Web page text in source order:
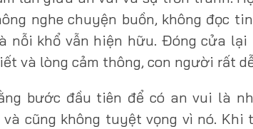
nghe chuyện buồn, không đọc
nỗi khổ vẫn hiện hữu. Đóng cửa
và lòng cảm thông, con người rất
bước đầu tiên để có an vui là
cũng không tuyệt vọng vì nó.